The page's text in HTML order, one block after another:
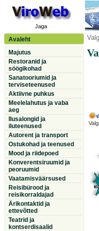
Jaga
Avaleht
Majutus
Restoranid ja
söögikohad
Sanatooriumid ja
terviseteenused
Aktiivne puhkus
Meelelahutus ja vaba
aeg
Ilusalongid ja
iluteenused
Autorent ja transport
Ostukohad ja teenused
Mood ja riidepoed
Konverentsiruumid ja
peoruumid
Vaatamisväärsused
Reisibürood ja
reisikorraldajad
Ärikontaktid ja
ettevõtted
Teatrid ja
kontserdisaalid